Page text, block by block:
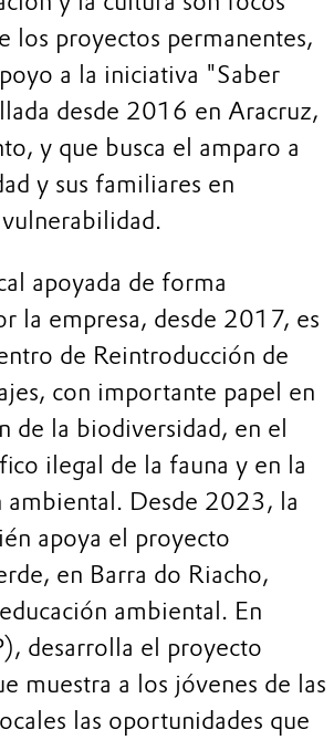
los proyectos permanentes,
a la iniciativa "Saber
desde 2016 en Aracruz,
y que busca el amparo a
y sus familiares en
apoyada de forma
la empresa, desde 2017, es
de Reintroducción de
con importante papel en
de la biodiversidad, en el
ilegal de la fauna y en la
ambiental. Desde 2023, la
apoya el proyecto
en Barra do Riacho,
ambiental. En
desarrolla el proyecto
muestra a los jóvenes de las
las oportunidades que